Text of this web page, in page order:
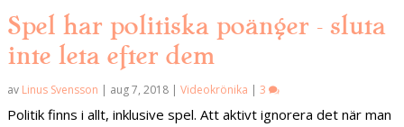
Spel har politiska poänger – sluta
inte leta efter dem
av Linus Svensson | aug 7, 2018 | Videokrönika | 3
Politik finns i allt, inklusive spel. Att aktivt ignorera det när man